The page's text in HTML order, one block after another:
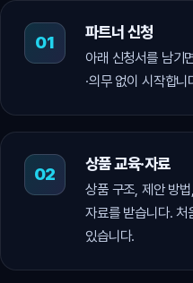
파트너 신청
아래 신청서를 남기
·의무 없이 시작합니
상품 교육·자료
상품 구조, 제안 방
자료를 받습니다. 처
있습니다.